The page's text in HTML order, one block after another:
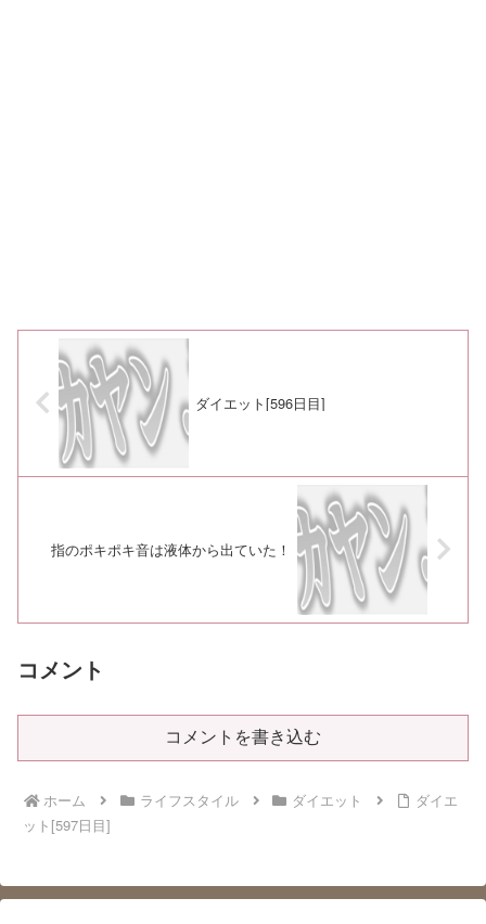
ダイエット[596日目]
指のポキポキ音は液体から出ていた！
コメント
コメントを書き込む
ホーム ライフスタイル ダイエット
ダイエ
ット[597日目]